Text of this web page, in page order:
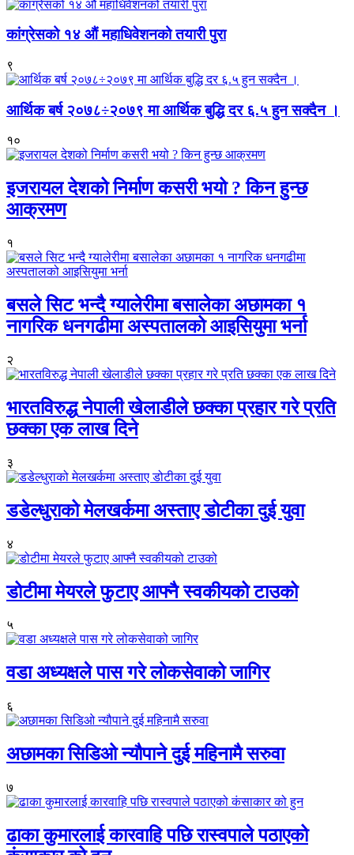
कांग्रेसको १४ औं महाधिवेशनको तयारी पुरा
९
आर्थिक बर्ष २०७८÷२०७९ मा आर्थिक बुद्धि दर ६.५ हुन सक्दैन ।
१०
इजरायल देशको निर्माण कसरी भयो ? किन हुन्छ
आक्रमण
१
बसले सिट भन्दै ग्यालेरीमा बसालेका अछामका १
नागरिक धनगढीमा अस्पतालको आइसियुमा भर्ना
२
भारतविरुद्ध नेपाली खेलाडीले छक्का प्रहार गरे प्रति
छक्का एक लाख दिने
३
डडेल्धुराको मेलखर्कमा अस्ताए डोटीका दुई युवा
४
डोटीमा मेयरले फुटाए आफ्नै स्वकीयको टाउको
५
वडा अध्यक्षले पास गरे लोकसेवाको जागिर
६
अछामका सिडिओ न्यौपाने दुई महिनामै सरुवा
७
ढाका कुमारलाई कारवाहि पछि रास्वपाले पठाएको